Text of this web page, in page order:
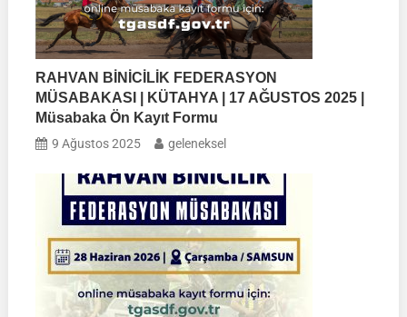
RAHVAN BİNİCİLİK FEDERASYON
MÜSABAKASI | KÜTAHYA | 17 AĞUSTOS 2025 |
Müsabaka Ön Kayıt Formu
9 Ağustos 2025 geleneksel